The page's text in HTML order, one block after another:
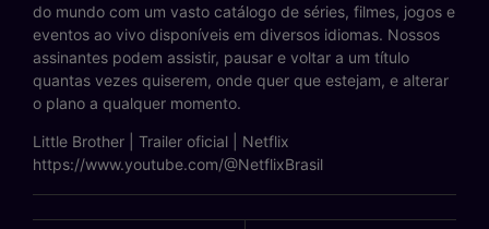
do mundo com um vasto catálogo de séries, filmes, jogos e
eventos ao vivo disponíveis em diversos idiomas. Nossos
assinantes podem assistir, pausar e voltar a um título
quantas vezes quiserem, onde quer que estejam, e alterar
o plano a qualquer momento.
Little Brother | Trailer oficial | Netflix
https://www.youtube.com/@NetflixBrasil